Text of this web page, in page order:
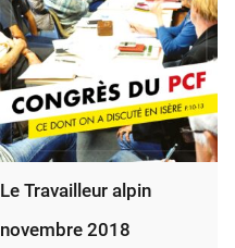
Le Travailleur alpin
novembre 2018